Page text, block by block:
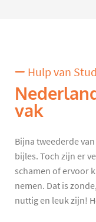
Hulp van
vak
Bijna tweederde
bijles. Toch zijn er
schamen of ervoor
nemen. Dat is
nuttig en leuk zijn!